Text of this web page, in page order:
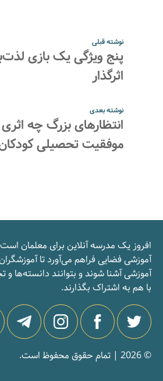
نوشته قبلی
پنج ویژگی یک بازی‌
اثرگذار
نوشته بعدی
انتظارهای بزرگ چه
موفقیت تحصیلی
افروز یک مدرسه‌ آنلاین برای معلمان است
آموزشی فضایی فراهم می‌آورد تا
آموزشی آشنا شوند و بتوانند دانسته‌ها و
با هم به اشتراک بگذارند.
© 2026 | تمام حقوق محفوظ است.